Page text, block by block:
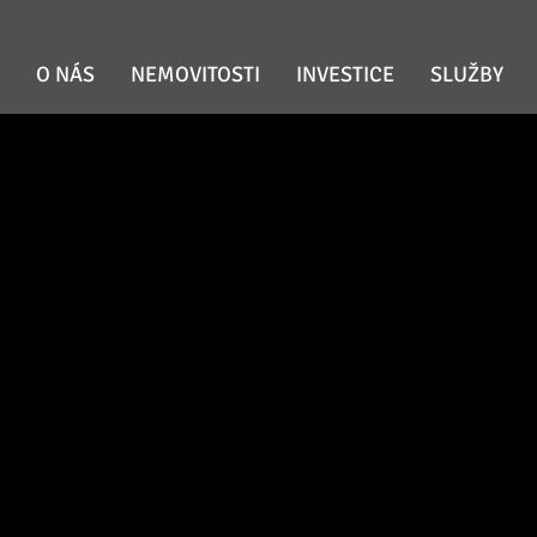
O NÁS NEMOVITOSTI INVESTICE SLUŽBY